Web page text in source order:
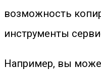
возможность
инструменты
Например, вы